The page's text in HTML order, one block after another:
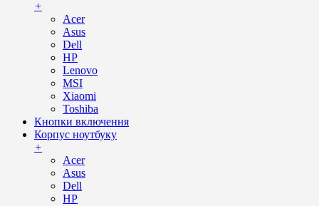
+
Acer
Asus
Dell
HP
Lenovo
MSI
Xiaomi
Toshiba
Кнопки включення
Корпус ноутбуку
+
Acer
Asus
Dell
HP